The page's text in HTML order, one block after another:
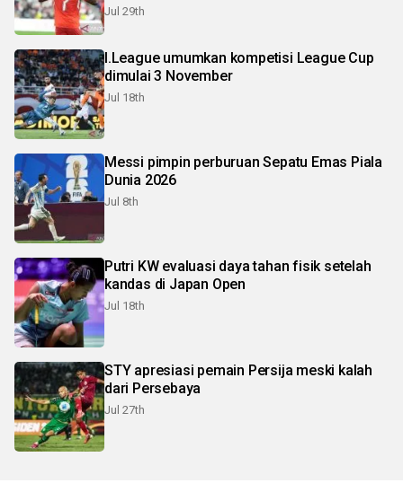
Jul 29th
I.League umumkan kompetisi League Cup
dimulai 3 November
Jul 18th
Messi pimpin perburuan Sepatu Emas Piala
Dunia 2026
Jul 8th
Putri KW evaluasi daya tahan fisik setelah
kandas di Japan Open
Jul 18th
STY apresiasi pemain Persija meski kalah
dari Persebaya
Jul 27th